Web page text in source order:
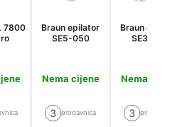
7800
Braun epilator
SE5-050
Nema cijene
3 prodavnica
Braun
SE3-202
Nema
3